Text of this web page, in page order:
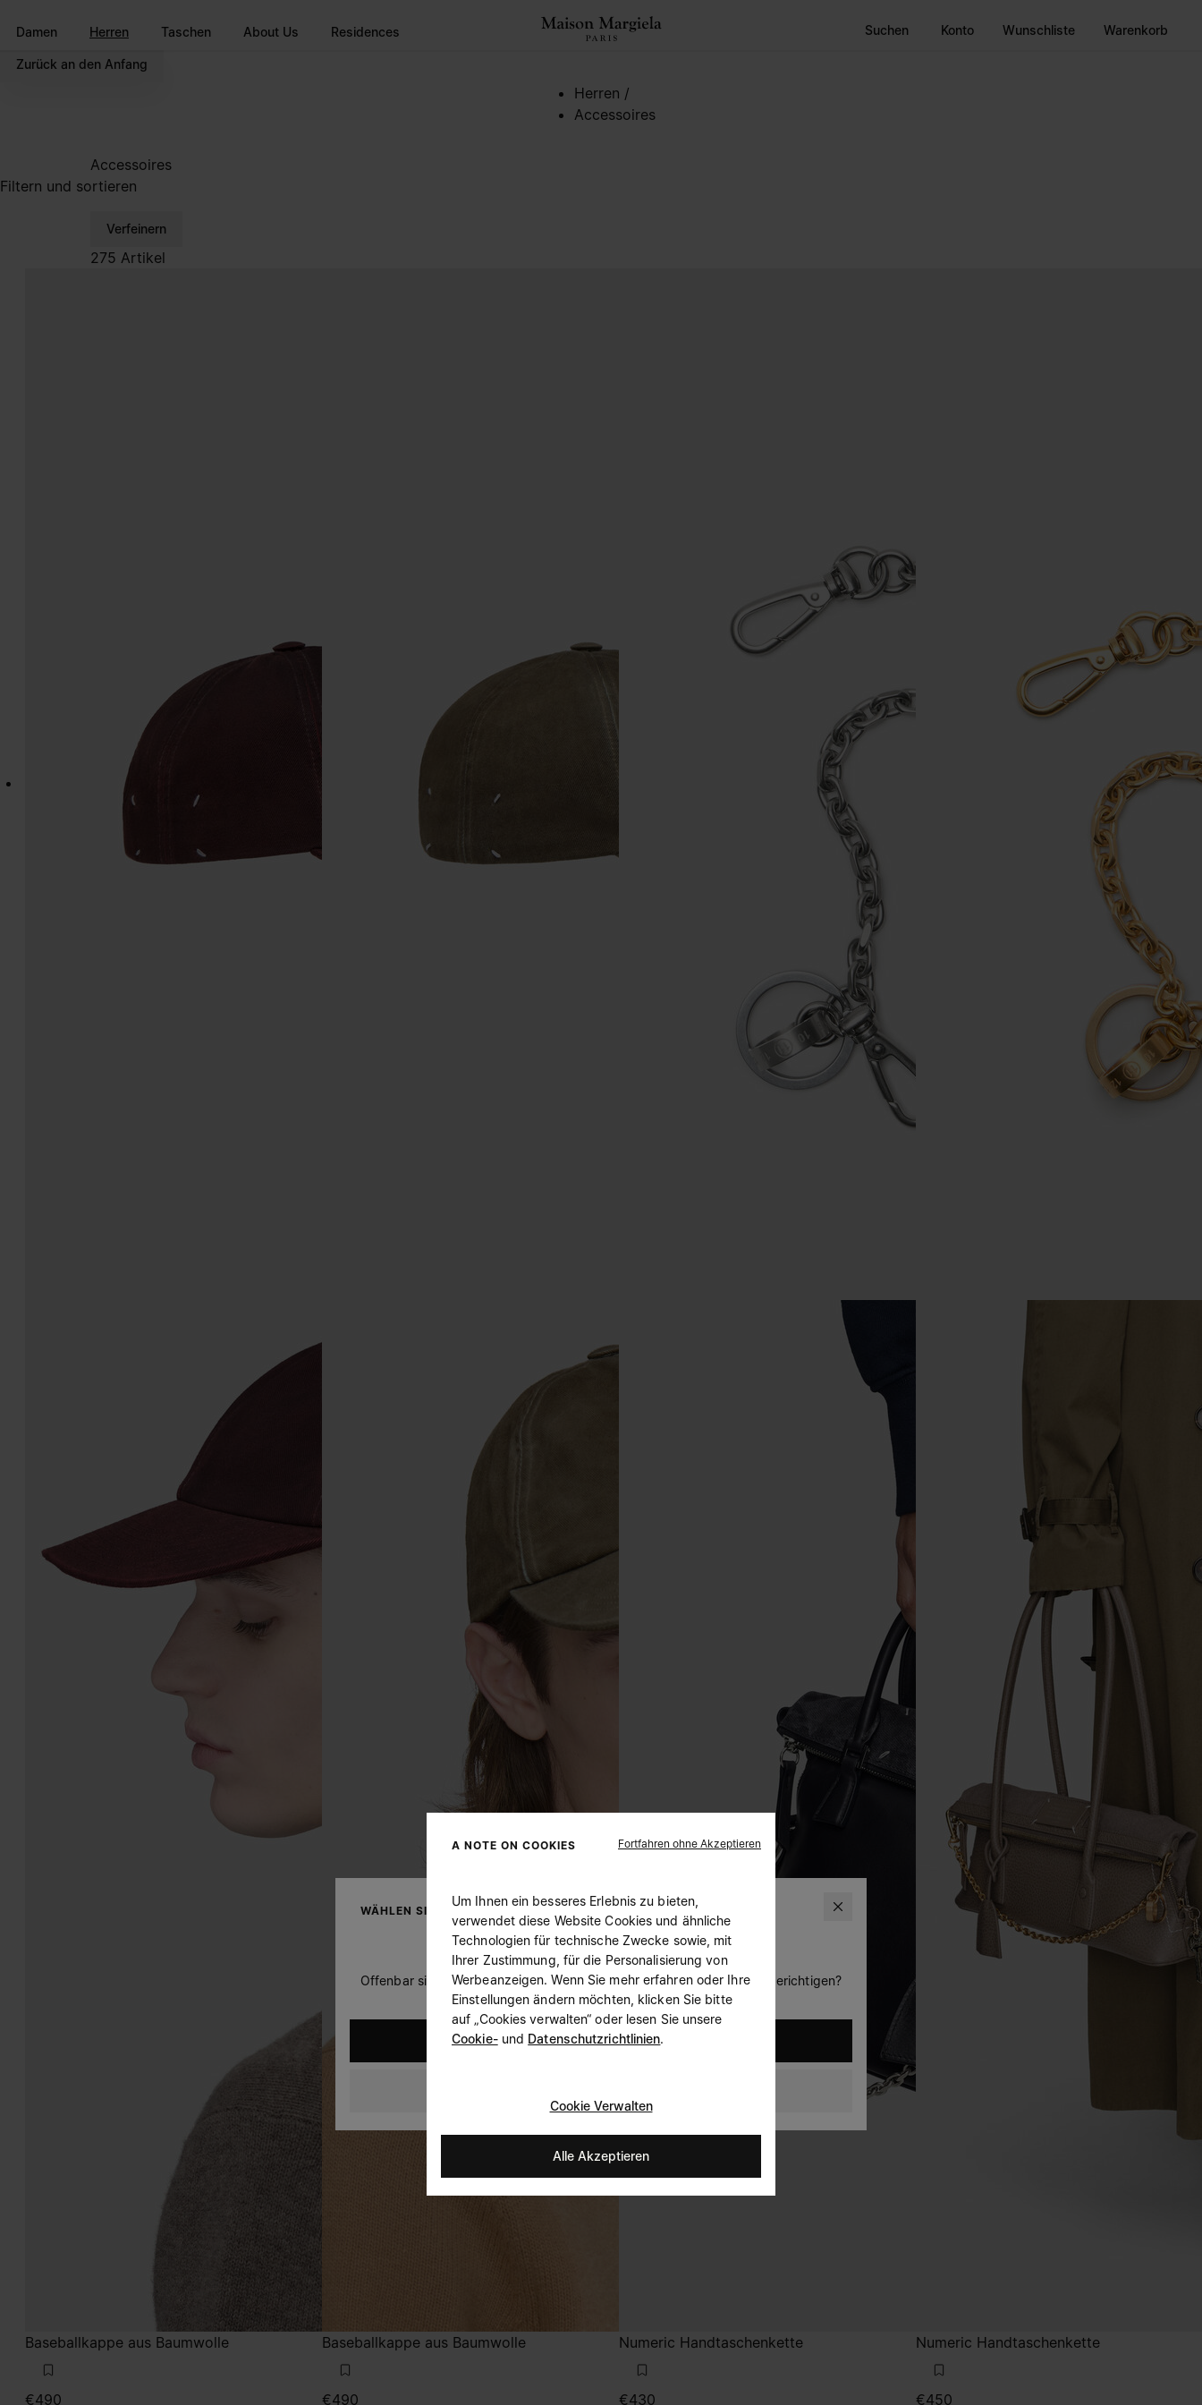
Damen Herren Taschen About Us Residences Suchen Konto Wunschliste Warenkorb
Zurück an den Anfang
Herren /
Accessoires
Accessoires
Filtern und sortieren
Verfeinern
275 Artikel
Baseballkappe aus Baumwolle
€490
Baseballkappe aus Baumwolle
€490
Numeric Handtaschenkette
€430
Numeric Handtaschenkette
€450
WÄHLEN SIE IHREN AUFENTHALTSORT
Offenbar sind Sie in United States. Möchten Sie Ihren Aufenthaltsort berichtigen?
United States
A NOTE ON COOKIES Fortfahren ohne Akzeptieren
Um Ihnen ein besseres Erlebnis zu bieten,
verwendet diese Website Cookies und ähnliche
Technologien für technische Zwecke sowie, mit
Ihrer Zustimmung, für die Personalisierung von
Werbeanzeigen. Wenn Sie mehr erfahren oder Ihre
Einstellungen ändern möchten, klicken Sie bitte
auf „Cookies verwalten“ oder lesen Sie unsere
Cookie-und Datenschutzrichtlinien.
Cookie Verwalten
Alle Akzeptieren